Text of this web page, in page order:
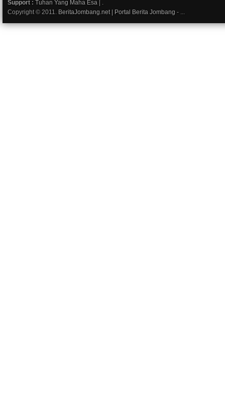
Support : Tuhan Yang Maha Esa
.
Copyright © 2011. BeritaJombang.net | Portal Berita Jombang - ...